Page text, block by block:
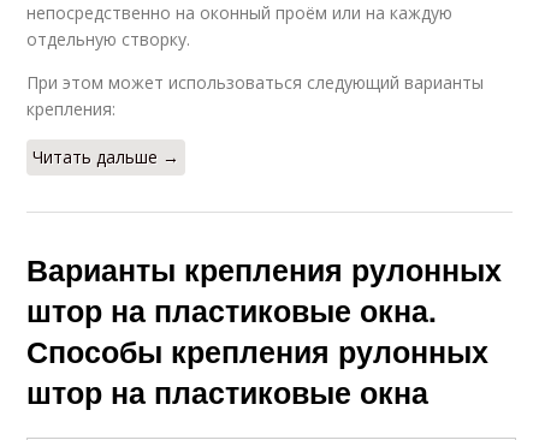
непосредственно на оконный проём или на каждую
отдельную створку.
При этом может использоваться следующий варианты
крепления:
Читать дальше →
Варианты крепления рулонных
штор на пластиковые окна.
Способы крепления рулонных
штор на пластиковые окна